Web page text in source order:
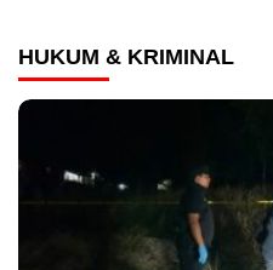
HUKUM & KRIMINAL